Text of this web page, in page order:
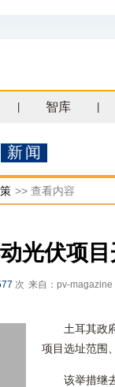
智库
新闻
>> 查看内容
光伏项
次 来自：pv-magazine
土耳其政
项目选址范围
该举措继